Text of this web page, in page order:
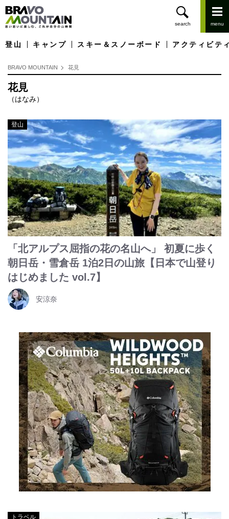
登山 キャンプ スキー＆スノーボード アクティビテ
BRAVO MOUNTAIN 花見
花見
（はなみ）
登山
「北アルプス屈指の花の名山へ」 初夏に歩く
朝日岳・雪倉岳 1泊2日の山旅【日本で山登り
はじめました vol.7】
安涼奈
トラベル